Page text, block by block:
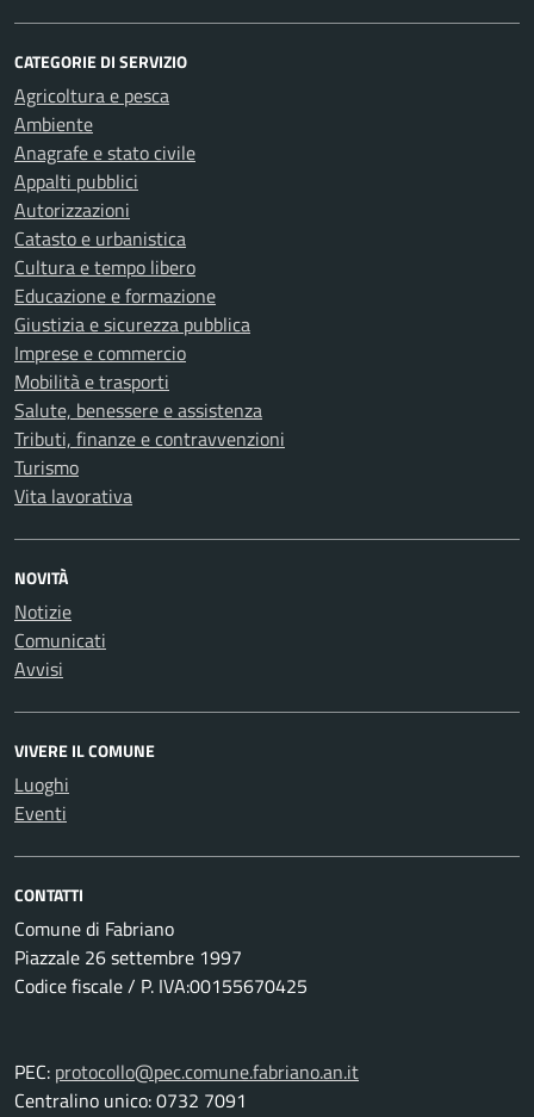
CATEGORIE DI SERVIZIO
Agricoltura e pesca
Ambiente
Anagrafe e stato civile
Appalti pubblici
Autorizzazioni
Catasto e urbanistica
Cultura e tempo libero
Educazione e formazione
Giustizia e sicurezza pubblica
Imprese e commercio
Mobilità e trasporti
Salute, benessere e assistenza
Tributi, finanze e contravvenzioni
Turismo
Vita lavorativa
NOVITÀ
Notizie
Comunicati
Avvisi
VIVERE IL COMUNE
Luoghi
Eventi
CONTATTI
Comune di Fabriano
Piazzale 26 settembre 1997
Codice fiscale / P. IVA:00155670425
PEC: protocollo@pec.comune.fabriano.an.it
Centralino unico: 0732 7091